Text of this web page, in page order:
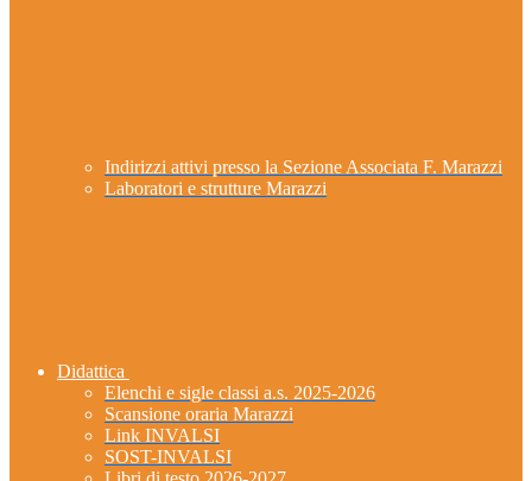
Indirizzi attivi presso la Sezione Associata F. Marazzi
Laboratori e strutture Marazzi
Didattica
Elenchi e sigle classi a.s. 2025-2026
Scansione oraria Marazzi
Link INVALSI
SOST-INVALSI